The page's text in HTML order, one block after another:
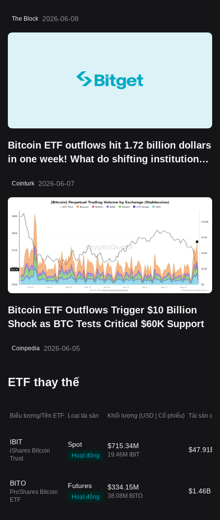
The Block 2026-06-08
Bitcoin ETF outflows hit 1.72 billion dollars
in one week! What do shifting institutional
Cointurk 2026-06-07
Bitcoin ETF Outflows Trigger $10 Billion
Shock as BTC Tests Critical $60K Support
Coinpedia 2026-06-05
ETF thay thế
Biểu tượng/Tên ETF Loại tài sản Khối lượng (USD | Cổ phiếu) Tài sản
IBIT
iShares Bitcoin
Trust
Spot
Hoạt động
$715.34M
19.46M IBIT
$47.91B
BITO
ProShares Bitcoin
ETF
Futures
Hoạt động
$334.15M
38.08M BITO
$1.46B